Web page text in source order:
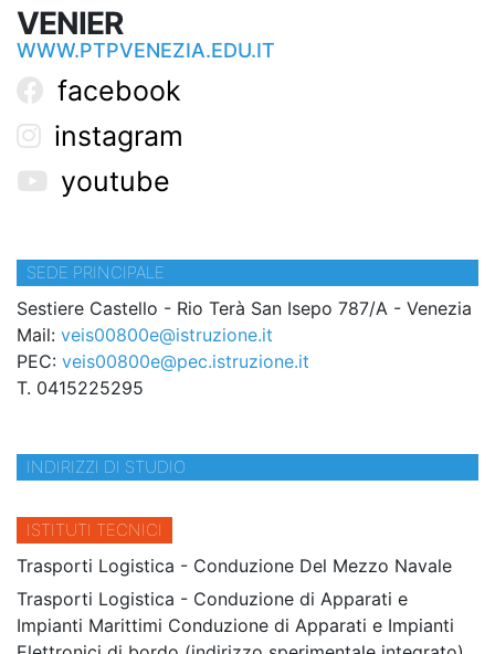
VENIER
WWW.PTPVENEZIA.EDU.IT
facebook
instagram
youtube
SEDE PRINCIPALE
Sestiere Castello - Rio Terà San Isepo 787/A - Venezia
Mail: veis00800e@istruzione.it
PEC: veis00800e@pec.istruzione.it
T. 0415225295
INDIRIZZI DI STUDIO
ISTITUTI TECNICI
Trasporti Logistica - Conduzione Del Mezzo Navale
Trasporti Logistica - Conduzione di Apparati e
Impianti Marittimi Conduzione di Apparati e Impianti